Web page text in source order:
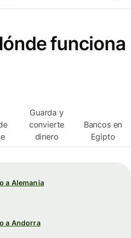
funciona
Guarda y
convierte
dinero
Bancos en
Egipto
a Alemania
a Andorra